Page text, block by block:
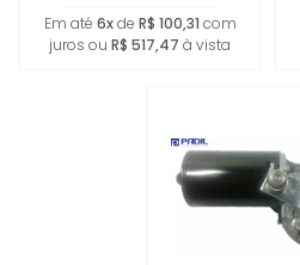
Em até 6xde R$ 100,31 com
juros ou R$ 517,47 à vista